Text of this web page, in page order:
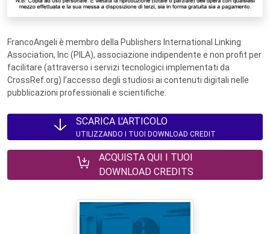
FrancoAngeli è membro della Publishers International Linking
Association, Inc (PILA), associazione indipendente e non profit per
facilitare (attraverso i servizi tecnologici implementati da
CrossRef.org) l’accesso degli studiosi ai contenuti digitali nelle
pubblicazioni professionali e scientifiche.
SCARICA L'ARTICOLO
UTILIZZANDO I TUOI DOWNLOAD CREDIT
ACQUISTA QUI I TUOI
DOWNLOAD CREDITS